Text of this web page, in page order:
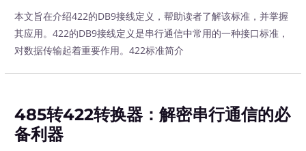
本文旨在介绍422的DB9接线定义，帮助读者了解该标准，并掌握
其应用。422的DB9接线定义是串行通信中常用的一种接口标准，
对数据传输起着重要作用。422标准简介
485转422转换器：解密串行通信的必
备利器